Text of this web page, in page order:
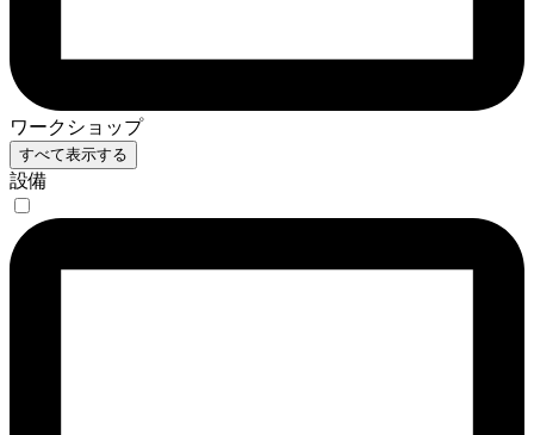
ワークショップ
すべて表示する
設備